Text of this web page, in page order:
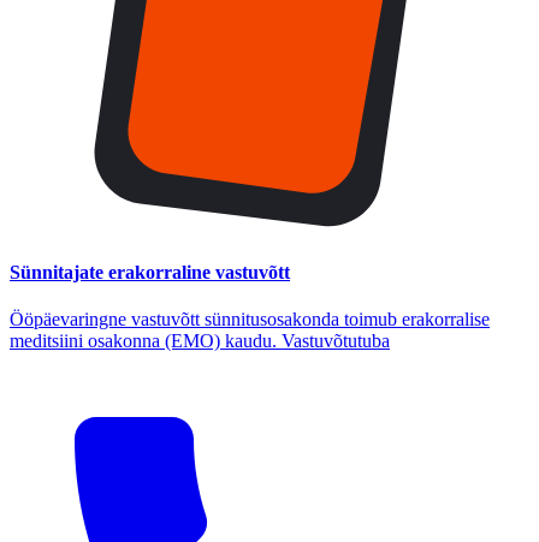
Sünnitajate erakorraline vastuvõtt
Ööpäevaringne vastuvõtt sünnitusosakonda toimub erakorralise
meditsiini osakonna (EMO) kaudu. Vastuvõtutuba